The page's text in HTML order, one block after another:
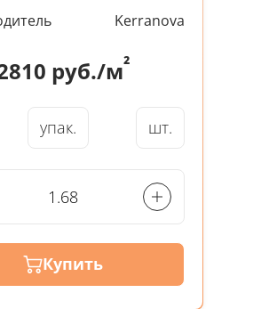
Kerranova
руб./м²
упак. шт.
Купить